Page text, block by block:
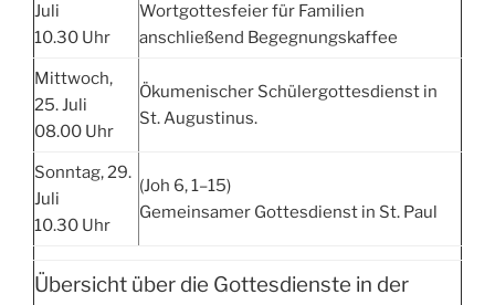
Juli
10.30 Uhr
Wortgottesfeier für Familien
anschließend Begegnungskaffee
Mittwoch,
25. Juli
08.00 Uhr
Ökumenischer Schülergottesdienst in
St. Augustinus.
Sonntag, 29.
Juli
10.30 Uhr
(Joh 6, 1–15)
Gemeinsamer Gottesdienst in St. Paul
Übersicht über die Gottesdienste in der